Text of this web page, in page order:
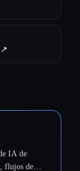
↗︎
IA de
flujos de